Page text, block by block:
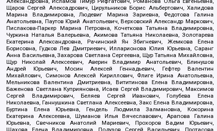
Щаров Сергей Алексадрович, Цирульников Борис Альбертович, Халидова
Марина Владимировна, Людевиг Марина Зариевна, Федотова Галина
Анатольевна, Паутов Юрий Анатольевич, Верховский Александр Маркович,
Пислакова-Паркер Марина Петровна, Кочеткова Татьяна Владимировна,
Чуркина Наталья Валерьевна, Акимова Татьяна Николаевна, Золотарева
Екатерина Александровна, Рачинский Ян Збигневич, Жемкова Елена
Борисовна, Гудков Лев Дмитриевич, Илларионова Юлия Юрьевна, Саранг
Анна Васильевна, Захарова Светлана Сергеевна, Щур Татьяна Михайловна,
Щур Николай Алексеевич, Аверин Владимир Анатольевич, Блинушов
Андрей Юрьевич, Мосин Алексей Геннадьевич, Гефтер Валентин
Михайлович, Симонов Алексей Кириллович, Флиге Ирина Анатольевна,
Мельникова Валентина Дмитриевна, Вититинова Елена Владимировна,
Баженова Светлана Куприяновна, Исаев Сергей Владимирович, Максимов
Сергей Владимирович, Беляев Сергей Иванович, Голубева Елена
Николаевна, Ганнушкина Светлана Алексеевна, Закс Елена Владимировна,
Буртина Елена Юрьевна, Гендель Людмила Залмановна, Кокорина
Екатерина Алексеевна, Шуманов Илья Вячеславович, Арапова Галина
Юрьевна, Свечников Анатолий Мариевич, Прохоров Вадим Юрьевич,
Шахова Елена Владимировна, Подузов Сергей Васильевич, Протасова